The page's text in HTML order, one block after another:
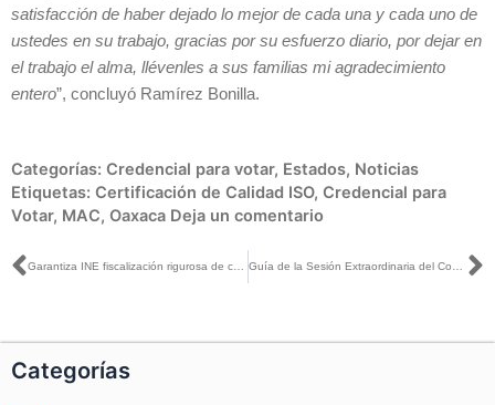
satisfacción de haber dejado lo mejor de cada una y cada uno de
ustedes en su trabajo, gracias por su esfuerzo diario, por dejar en
el trabajo el alma, llévenles a sus familias mi agradecimiento
entero”, concluyó Ramírez Bonilla.
Categorías: Credencial para votar, Estados, Noticias
Etiquetas: Certificación de Calidad ISO, Credencial para
Votar, MAC, Oaxaca Deja un comentario
Ant
Categorías